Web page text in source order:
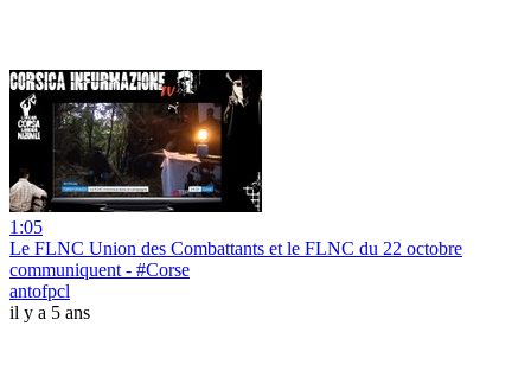
1:05
Le FLNC Union des Combattants et le FLNC du 22 octobre
communiquent - #Corse
antofpcl
il y a 5 ans